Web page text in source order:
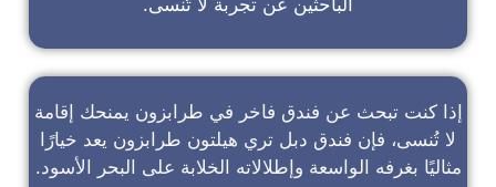
الباحثين عن تجربة لا تُنسى.
إذا كنت تبحث عن فندق فاخر في طرابزون يمنحك إقامة
لا تُنسى، فإن فندق دبل تري هيلتون طرابزون يعد خيارًا
مثاليًا بغرفه الواسعة وإطلالاته الخلابة على البحر الأسود.